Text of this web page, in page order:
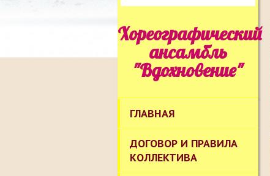
Хореографический
ансамбль
"Вдохновение"
ГЛАВНАЯ
ДОГОВОР И ПРАВИЛА
КОЛЛЕКТИВА